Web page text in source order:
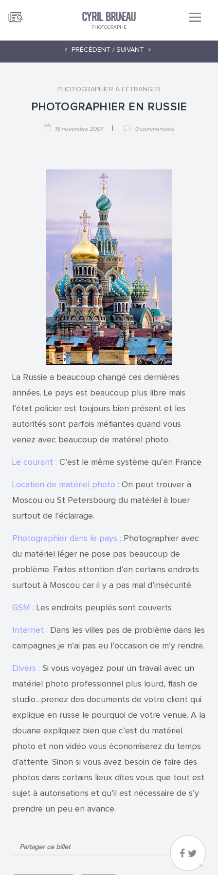
PHOTOGRAPHE
PRÉCÉDENT / SUIVANT
PHOTOGRAPHIER À L'ÉTRANGER
PHOTOGRAPHIER EN RUSSIE
15 novembre 2007 0 commentaire
La Russie a beaucoup changé ces dernières
années. Le pays est beaucoup plus libre mais
l’état policier est toujours bien présent et les
autorités sont parfois méfiantes quand vous
venez avec beaucoup de matériel photo.
Le courant : C’est le même système qu’en France
Location de matériel photo : On peut trouver à
Moscou ou St Petersbourg du matériel à louer
surtout de l’éclairage.
Photographier dans le pays : Photographier avec
du matériel léger ne pose pas beaucoup de
problème. Faites attention d’en certains endroits
surtout à Moscou car il y a pas mal d’insécurité.
GSM : Les endroits peuplés sont couverts
Internet : Dans les villes pas de problème dans les
campagnes je n’ai pas eu l’occasion de m’y rendre.
Divers : Si vous voyagez pour un travail avec un
matériel photo professionnel plus lourd, flash de
studio…prenez des documents de votre client qui
explique en russe le pourquoi de votre venue. A la
douane expliquez bien que c’est du matériel
photo et non vidéo vous économiserez du temps
d’attente. Sinon si vous avez besoin de faire des
photos dans certains lieux dites vous que tout est
sujet à autorisations et qu’il est nécessaire de s’y
prendre un peu en avance.
Partager ce billet